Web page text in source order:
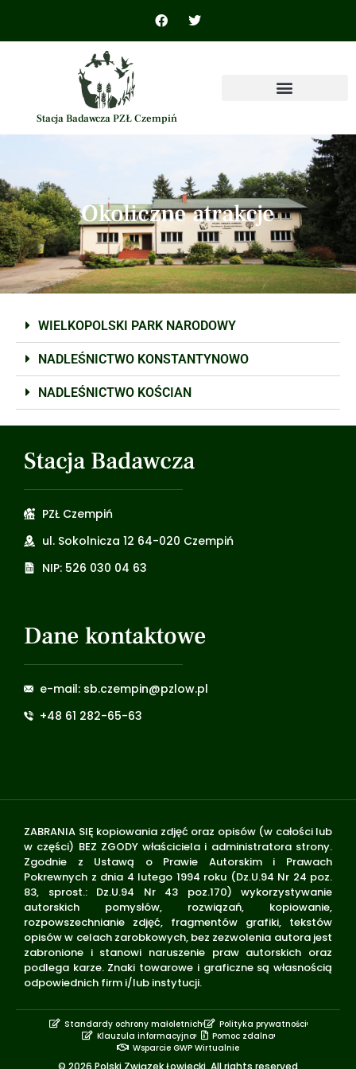
Stacja Badawcza PZŁ Czempiń
Okoliczne atrakcje
WIELKOPOLSKI PARK NARODOWY
NADLEŚNICTWO KONSTANTYNOWO
NADLEŚNICTWO KOŚCIAN
Stacja Badawcza
PZŁ Czempiń
ul. Sokolnicza 12 64-020 Czempiń
NIP: 526 030 04 63
Dane kontaktowe
e-mail: sb.czempin@pzlow.pl
+48 61 282-65-63
ZABRANIA SIĘ kopiowania zdjęć oraz opisów (w całości lub
w części) BEZ ZGODY właściciela i administratora strony.
Zgodnie z Ustawą o Prawie Autorskim i Prawach
Pokrewnych z dnia 4 lutego 1994 roku (Dz.U.94 Nr 24 poz.
83, sprost.: Dz.U.94 Nr 43 poz.170) wykorzystywanie
autorskich pomysłów, rozwiązań, kopiowanie,
rozpowszechnianie zdjęć, fragmentów grafiki, tekstów
opisów w celach zarobkowych, bez zezwolenia autora jest
zabronione i stanowi naruszenie praw autorskich oraz
podlega karze. Znaki towarowe i graficzne są własnością
odpowiednich firm i/lub instytucji.
© 2026 Polski Związek Łowiecki. All rights reserved
Standardy ochrony małoletnich
Polityka prywatności
Klauzula informacyjna
Pomoc zdalna
Wsparcie GWP Wirtualnie